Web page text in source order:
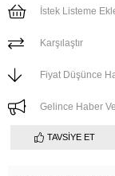
İstek Listeme
Karşılaştır
Fiyat Düşünce
Gelince Haber
TAVSIYE ET